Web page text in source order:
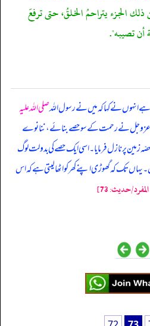
الجزء يتراحمُ الخلقُ، حتى ترفعَ
تصيبه".
انہوں نے کہا کہ میں نے رسول اللہصلی اللہ علیہ
نے رحمت کے سو حصے بنائے، ننانوے
پر نازل فرمایا۔ اسی ایک حصے کی بدولت لوگ
تک کہ گھوڑی اپنے کھر کو اٹھا لیتی ہے کہ اس
حدیث: 73]